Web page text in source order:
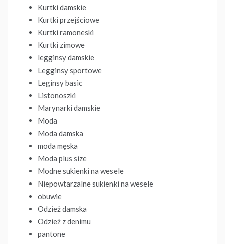
Kurtki damskie
Kurtki przejściowe
Kurtki ramoneski
Kurtki zimowe
legginsy damskie
Legginsy sportowe
Leginsy basic
Listonoszki
Marynarki damskie
Moda
Moda damska
moda męska
Moda plus size
Modne sukienki na wesele
Niepowtarzalne sukienki na wesele
obuwie
Odzież damska
Odzież z denimu
pantone